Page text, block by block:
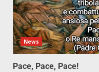
News
Pace, Pace, Pace!